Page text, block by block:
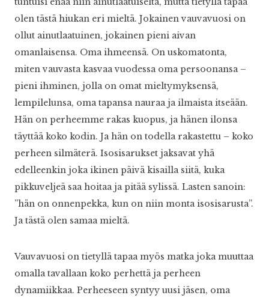
olen tästä hiukan eri mieltä. Jokainen vauvavuosi on
ollut ainutlaatuinen, jokainen pieni aivan
omanlaisensa. Oma ihmeensä. On uskomatonta,
miten vauvasta kasvaa vuodessa oma persoonansa –
pieni ihminen, jolla on omat mieltymyksensä,
lempilelunsa, oma tapansa nauraa ja ilmaista itseään.
Hän on perheemme rakas kuopus, ja hänen ilonsa
täyttää koko kodin. Ja hän on todella rakastettu – koko
perheen silmäterä. Isosisarukset jaksavat yhä
edelleenkin joka ikinen päivä kisailla siitä, kuka
pikkuveljeä saa hoitaa ja pitää sylissä. Lasten sanoin:
”hän on onnenpekka, kun on niin monta isosisarusta”.
Ja tästä olen samaa mieltä.
Vauvavuosi on tietyllä tapaa myös matka joka muuttaa
omalla tavallaan koko perhettä ja perheen
dynamiikkaa. Perheeseen syntyy uusi jäsen, oma